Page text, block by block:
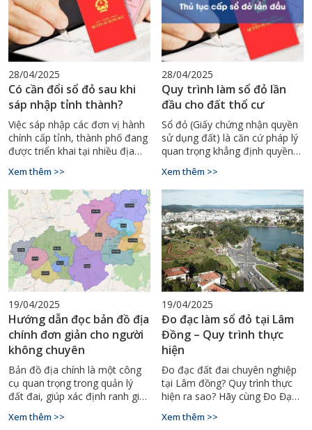
viết này, Đo Đạc Bình Thuận sẽ
cùng bạn tìm hiểu chi tiết các
trường hợp không được phép
chuyển mục đích sử dụng đất
theo quy định pháp luật hiện
hành.
28/04/2025
Có cần đổi sổ đỏ sau khi
sáp nhập tỉnh thành?
Việc sáp nhập các đơn vị hành
chính cấp tỉnh, thành phố đang
được triển khai tại nhiều địa
tinh gọn bộ máy và nâng cao
hiệu quả quản lý
Xem thêm >>
28/04/2025
Quy trình làm sổ đỏ lần
đầu cho đất thổ cư
Sổ đỏ (Giấy chứng nhận quyền
sử dụng đất) là căn cứ pháp lý
quan trọng khẳng định quyền
nhân, tổ chức. Đặc biệt với đất
thổ cư, việc có sổ đỏ giúp chủ
sở hữu dễ dàng mua bán,
chuyển nhượng, thế chấp ngân
hàng hoặc để lại tài sản thừa
kế.
Xem thêm >>
19/04/2025
Hướng dẫn đọc bản đồ địa
chính đơn giản cho người
không chuyên
Bản đồ địa chính là một công
cụ quan trọng trong quản lý
đất đai, giúp xác định ranh giới,
của từng thửa đất. Tuy nhiên,
Xem thêm >>
19/04/2025
Đo đạc làm sổ đỏ tại Lâm
Đồng – Quy trình thực
hiện
Đo đạc đất đai chuyên nghiệp
tại Lâm đồng? Quy trình thực
hiện ra sao? Hãy cùng Đo Đạc
qua bài viết sau.
Xem thêm >>